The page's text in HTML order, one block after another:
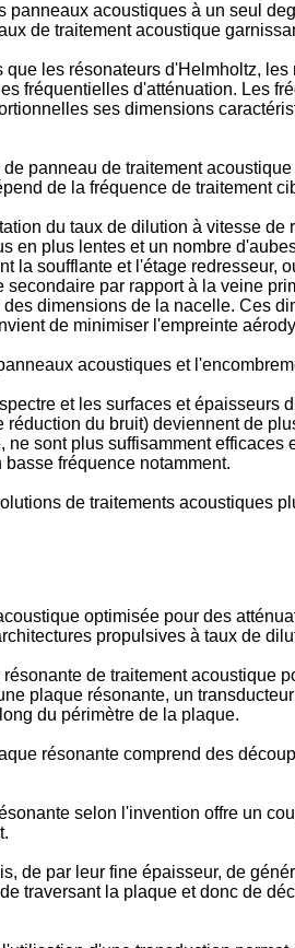
panneaux acoustiques à un seul
de traitement acoustique
les résonateurs d'Helmholtz,
fréquentielles d'atténuation. Les
ses dimensions
panneau de traitement
de la fréquence de traitement
du taux de dilution à vitesse
en plus lentes et un nombre
la soufflante et l'étage redresseur,
par rapport à la veine
dimensions de la nacelle. Ces
de minimiser l'empreinte
acoustiques et
et les surfaces et
du bruit) deviennent de
sont plus suffisamment
fréquence notamment.
de traitements acoustiques
optimisée pour des
propulsives à taux de
de traitement acoustique
plaque résonante, un
du périmètre de la plaque.
résonante comprend des
selon l'invention offre un
de par leur fine épaisseur, de
traversant la plaque et donc de